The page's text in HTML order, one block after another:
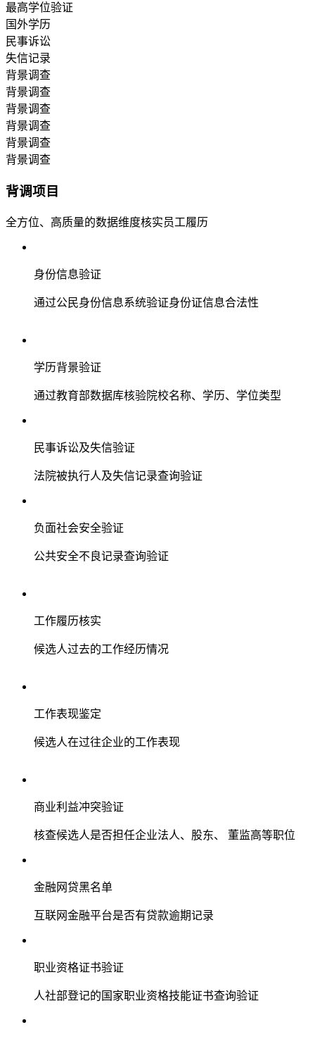
最高学位验证
国外学历
民事诉讼
失信记录
背景调查
背景调查
背景调查
背景调查
背景调查
背景调查
背调项目
全方位、高质量的数据维度核实员工履历
身份信息验证
通过公民身份信息系统验证身份证信息合法性
学历背景验证
通过教育部数据库核验院校名称、学历、学位类型
民事诉讼及失信验证
法院被执行人及失信记录查询验证
负面社会安全验证
公共安全不良记录查询验证
工作履历核实
候选人过去的工作经历情况
工作表现鉴定
候选人在过往企业的工作表现
商业利益冲突验证
核查候选人是否担任企业法人、股东、 董监高等职位
金融网贷黑名单
互联网金融平台是否有贷款逾期记录
职业资格证书验证
人社部登记的国家职业资格技能证书查询验证